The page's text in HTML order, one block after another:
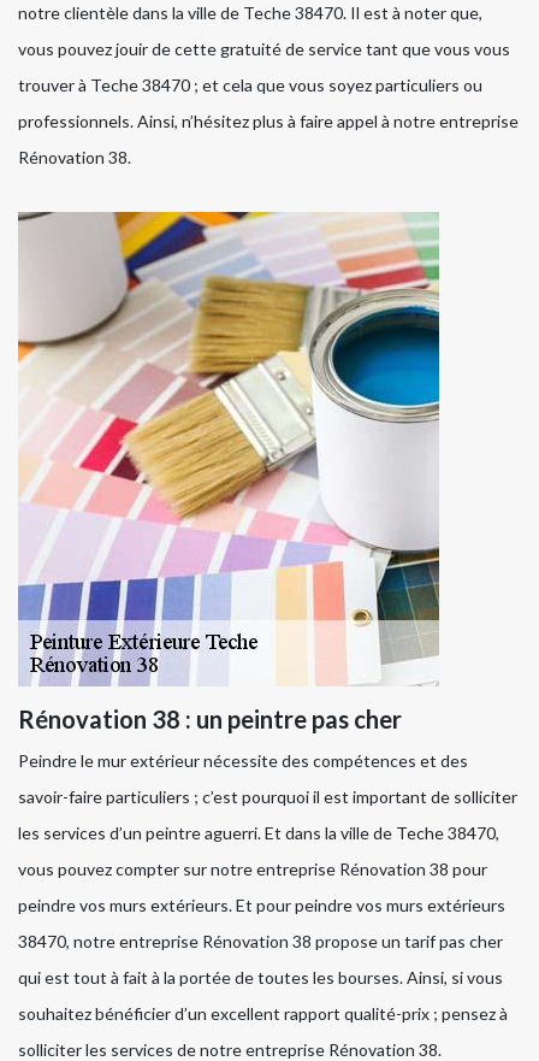
notre clientèle dans la ville de Teche 38470. Il est à noter que,
vous pouvez jouir de cette gratuité de service tant que vous vous
trouver à Teche 38470 ; et cela que vous soyez particuliers ou
professionnels. Ainsi, n’hésitez plus à faire appel à notre entreprise
Rénovation 38.
Rénovation 38 : un peintre pas cher
Peindre le mur extérieur nécessite des compétences et des
savoir-faire particuliers ; c’est pourquoi il est important de solliciter
les services d’un peintre aguerri. Et dans la ville de Teche 38470,
vous pouvez compter sur notre entreprise Rénovation 38 pour
peindre vos murs extérieurs. Et pour peindre vos murs extérieurs
38470, notre entreprise Rénovation 38 propose un tarif pas cher
qui est tout à fait à la portée de toutes les bourses. Ainsi, si vous
souhaitez bénéficier d’un excellent rapport qualité-prix ; pensez à
solliciter les services de notre entreprise Rénovation 38.